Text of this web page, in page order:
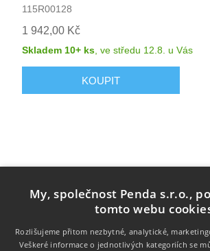
115R00128
1 942,00 Kč
Skladem 10+ ks ,ve středu 12.8. u Vás
My, společnost Penda s.r.o.,
tomto webu
Rozlišujeme přitom nezbytné, analytické,
Veškeré informace o jednotlivých kategoriích se